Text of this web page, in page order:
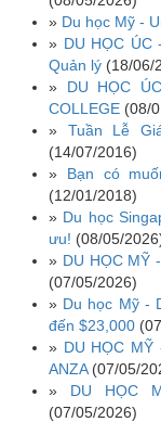
» Du học Mỹ -
» DU HỌC ÚC
Quản lý (18/06/
» DU HỌC
COLLEGE (08/
» Tuần Lễ
(14/07/2016)
» Bạn có
(12/01/2018)
» Du học
ưu! (08/05/
» DU HỌC MỸ
(07/05/2026)
» Du học Mỹ -
đến $23,000
» DU HỌC
ANZA (07/05/
» DU HỌC
(07/05/2026)